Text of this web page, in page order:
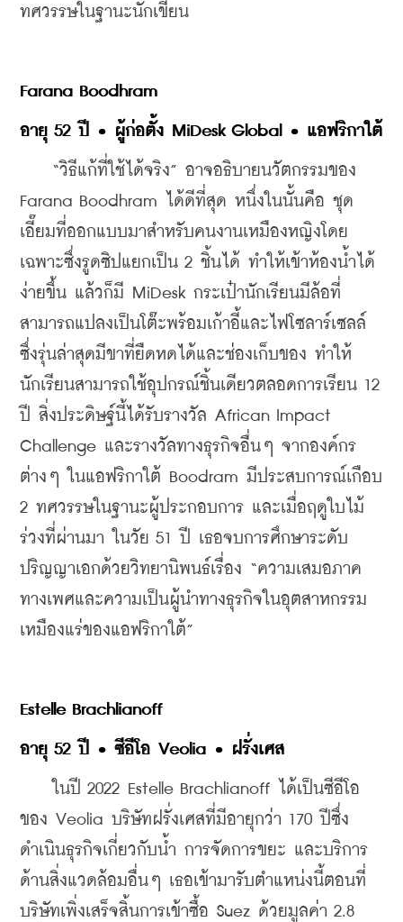
ทศวรรษในฐานะนักเขียน
Farana Boodhram
อายุ 52 ปี • ผู้ก่อตั้ง MiDesk Global • แอฟริกาใต้
“วิธีแก้ที่ใช้ได้จริง” อาจอธิบายนวัตกรรมของ
Farana Boodhram ได้ดีที่สุด หนึ่งในนั้นคือ ชุด
เอี๊ยมที่ออกแบบมาสำหรับคนงานเหมืองหญิงโดย
เฉพาะซึ่งรูดซิปแยกเป็น 2 ชิ้นได้ ทำให้เข้าห้องน้ำได้
ง่ายขึ้น แล้วก็มี MiDesk กระเป๋านักเรียนมีล้อที่
สามารถแปลงเป็นโต๊ะพร้อมเก้าอี้และไฟโซลาร์เซลล์
ซึ่งรุ่นล่าสุดมีขาที่ยืดหดได้และช่องเก็บของ ทำให้
นักเรียนสามารถใช้อุปกรณ์ชิ้นเดียวตลอดการเรียน 12
ปี สิ่งประดิษฐ์นี้ได้รับรางวัล African Impact
Challenge และรางวัลทางธุรกิจอื่นๆ จากองค์กร
ต่างๆ ในแอฟริกาใต้ Boodram มีประสบการณ์เกือบ
2 ทศวรรษในฐานะผู้ประกอบการ และเมื่อฤดูใบไม้
ร่วงที่ผ่านมา ในวัย 51 ปี เธอจบการศึกษาระดับ
ปริญญาเอกด้วยวิทยานิพนธ์เรื่อง “ความเสมอภาค
ทางเพศและความเป็นผู้นำทางธุรกิจในอุตสาหกรรม
เหมืองแร่ของแอฟริกาใต้”
Estelle Brachlianoff
อายุ 52 ปี • ซีอีโอ Veolia • ฝรั่งเศส
ในปี 2022 Estelle Brachlianoff ได้เป็นซีอีโอ
ของ Veolia บริษัทฝรั่งเศสที่มีอายุกว่า 170 ปีซึ่ง
ดำเนินธุรกิจเกี่ยวกับน้ำ การจัดการขยะ และบริการ
ด้านสิ่งแวดล้อมอื่นๆ เธอเข้ามารับตำแหน่งนี้ตอนที่
บริษัทเพิ่งเสร็จสิ้นการเข้าซื้อ Suez ด้วยมูลค่า 2.8